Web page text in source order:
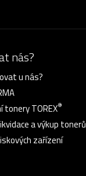
nás?
u nás?
TOREX®
a výkup tonerů
zařízení